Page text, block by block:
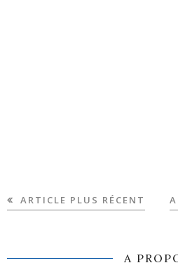
ARTICLE PLUS RÉCENT
A